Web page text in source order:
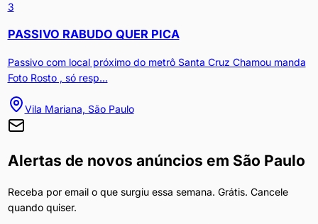
3
PASSIVO RABUDO QUER PICA
Passivo com local próximo do metrô Santa Cruz Chamou manda
Foto Rosto , só resp...
Vila Mariana, São Paulo
Alertas de novos anúncios em São Paulo
Receba por email o que surgiu essa semana. Grátis. Cancele
quando quiser.